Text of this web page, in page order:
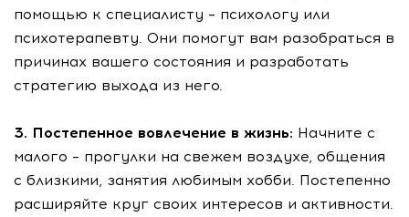
помощью к специалисту – психологу или
психотерапевту. Они помогут вам разобраться в
причинах вашего состояния и разработать
стратегию выхода из него.
3. Постепенное вовлечение в жизнь: Начните с
малого – прогулки на свежем воздухе, общения
с близкими, занятия любимым хобби. Постепенно
расширяйте круг своих интересов и активности.